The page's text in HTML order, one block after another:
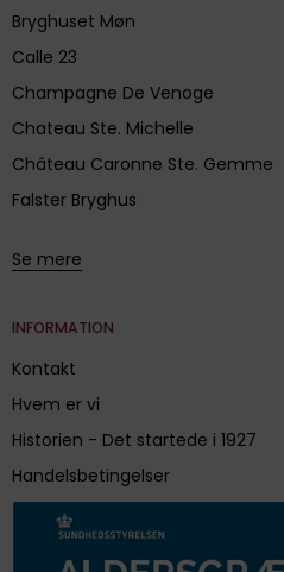
Bryghuset Møn
Calle 23
Champagne De Venoge
Chateau Ste. Michelle
Château Caronne Ste. Gemme
Falster Bryghus
Se mere
INFORMATION
Kontakt
Hvem er vi
Historien - Det startede i 1927
Handelsbetingelser